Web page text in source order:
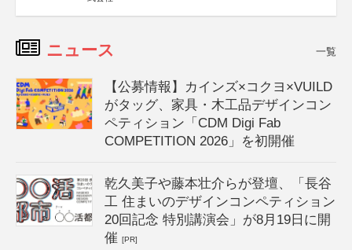
ニュース 一覧
【公募情報】カインズ×コクヨ×VUILD
がタッグ、家具・木工品デザインコン
ペティション「CDM Digi Fab
COMPETITION 2026」を初開催
乾久美子や藤本壮介らが登壇、「長谷
工 住まいのデザインコンペティション
20回記念 特別講演会」が8月19日に開
催[PR]